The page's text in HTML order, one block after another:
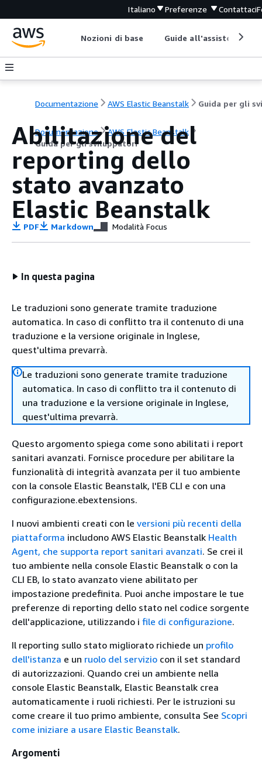
Italiano Preferenze Contattaci
Nozioni di base Guide all'assistenza
Documentazione AWS Elastic Beanstalk
Documentazione
AWS Elastic Beanstalk
Guida per gli sviluppatori
Abilitazione del
reporting dello
stato avanzato
Elastic Beanstalk
PDF Markdown Modalità Focus
In questa pagina
Le traduzioni sono generate tramite traduzione
automatica. In caso di conflitto tra il contenuto di una
traduzione e la versione originale in Inglese,
quest'ultima prevarrà.
Le traduzioni sono generate tramite traduzione
automatica. In caso di conflitto tra il contenuto di
una traduzione e la versione originale in Inglese,
quest'ultima prevarrà.
Questo argomento spiega come sono abilitati i report
sanitari avanzati. Fornisce procedure per abilitare la
funzionalità di integrità avanzata per il tuo ambiente
con la console Elastic Beanstalk, l'EB CLI e con una
configurazione.ebextensions.
I nuovi ambienti creati con le versioni più recenti della
piattaforma includono AWS Elastic Beanstalk Health
Agent, che supporta report sanitari avanzati. Se crei il
tuo ambiente nella console Elastic Beanstalk o con la
CLI EB, lo stato avanzato viene abilitato per
impostazione predefinita. Puoi anche impostare le tue
preferenze di reporting dello stato nel codice sorgente
dell'applicazione, utilizzando i file di configurazione.
Il reporting sullo stato migliorato richiede un profilo
dell'istanza e un ruolo del servizio con il set standard
di autorizzazioni. Quando crei un ambiente nella
console Elastic Beanstalk, Elastic Beanstalk crea
automaticamente i ruoli richiesti. Per le istruzioni su
come creare il tuo primo ambiente, consulta See Scopri
come iniziare a usare Elastic Beanstalk.
Argomenti